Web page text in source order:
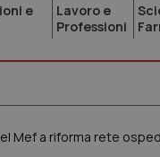
e
Lavoro e
Professioni
Mef a riforma rete